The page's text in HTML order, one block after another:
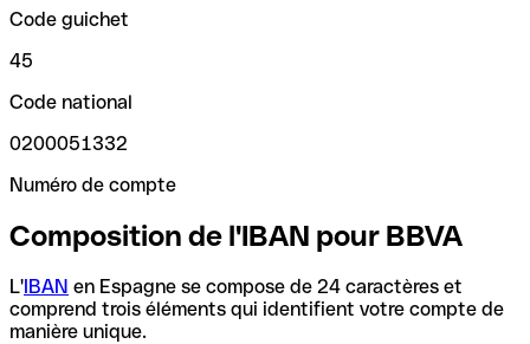
Code guichet
45
Code national
0200051332
Numéro de compte
Composition de l'IBAN pour BBVA
L'IBAN en Espagne se compose de 24 caractères et
comprend trois éléments qui identifient votre compte de
manière unique.